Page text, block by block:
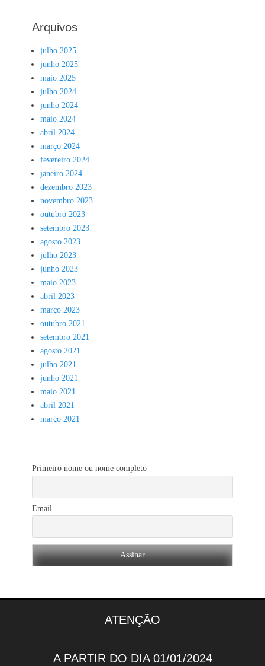
Arquivos
julho 2025
junho 2025
maio 2025
julho 2024
junho 2024
maio 2024
abril 2024
março 2024
fevereiro 2024
janeiro 2024
dezembro 2023
novembro 2023
outubro 2023
setembro 2023
agosto 2023
julho 2023
junho 2023
maio 2023
abril 2023
março 2023
outubro 2021
setembro 2021
agosto 2021
julho 2021
junho 2021
maio 2021
abril 2021
março 2021
Primeiro nome ou nome completo
Email
ATENÇÃO
A PARTIR DO DIA 01/01/2024